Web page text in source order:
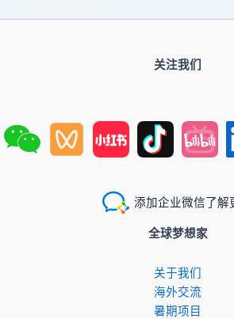
关注我们
添加企业微信了解
全球梦想家
关于我们
​海外交流
暑期项目